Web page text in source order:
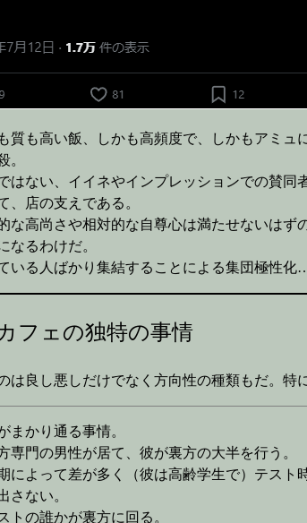
質も高い飯、しかも高頻度で、しかもアミ
。
はない、イイネやインプレッションでの賛同
、店の支えである。
な高尚さや相対的な自尊心は満たせないは
なるわけだ。
いる人ばかり集結することによる集団極性
フェの独特の事情
は良し悪しだけでなく方向性の種類もだ。特
かり通る事情。
専門の男性が居て、彼が裏方の大半を行う。
によって差が多く（彼は高齢学生で）テスト
さない。
トの誰かが裏方に回る。